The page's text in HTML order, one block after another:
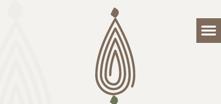
حساب کاربری من
تغییر گذر واژه